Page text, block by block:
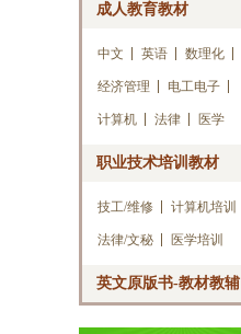
成人教育教材
中文 英语 数理化
经济管理 电工电子
计算机 法律 医学
职业技术培训教材
技工/维修 计算机培训
法律/文秘 医学培训
英文原版书-教材教辅